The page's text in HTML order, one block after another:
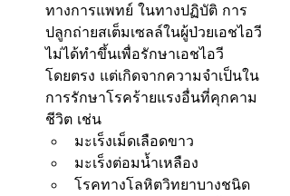
ทางการแพทย์ ในทางปฏิบัติ การ
ปลูกถ่ายสเต็มเซลล์ในผู้ป่วยเอชไอวี
ไม่ได้ทำขึ้นเพื่อรักษาเอชไอวี
โดยตรง แต่เกิดจากความจำเป็นใน
การรักษาโรคร้ายแรงอื่นที่คุกคาม
ชีวิต เช่น
มะเร็งเม็ดเลือดขาว
มะเร็งต่อมน้ำเหลือง
โรคทางโลหิตวิทยาบางชนิด